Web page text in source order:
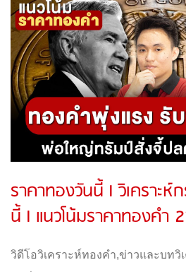
ราคาทองวันนี้ l วิเคราะห์
นี้ l แนวโน้มราคาทองคำ
วิดีโอวิเคราะห์ทองคำ,ข่าวและบทวิ